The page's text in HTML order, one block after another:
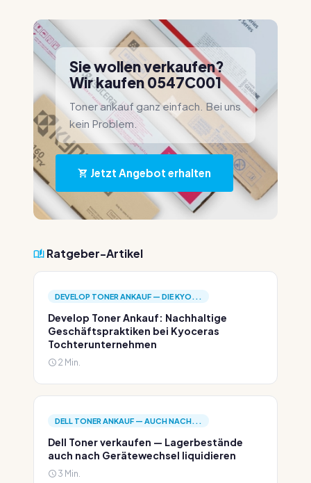
Sie wollen verkaufen?
Wir kaufen 0547C001
Toner ankauf ganz einfach. Bei uns
kein Problem.
Jetzt Angebot erhalten
Ratgeber-Artikel
DEVELOP TONER ANKAUF — DIE KYO...
Develop Toner Ankauf: Nachhaltige
Geschäftspraktiken bei Kyoceras
Tochterunternehmen
2 Min.
DELL TONER ANKAUF — AUCH NACH...
Dell Toner verkaufen — Lagerbestände
auch nach Gerätewechsel liquidieren
3 Min.